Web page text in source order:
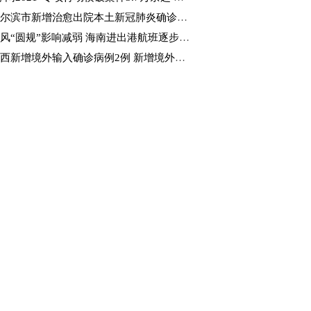
滨市新增治愈出院本土新冠肺炎确诊病例4例
“圆规”影响减弱 海南进出港航班逐步恢复
新增境外输入确诊病例2例 新增境外输入无症状感染者4例